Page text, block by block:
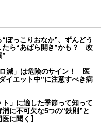
ぽっこりおなか”、ずんどう
ら“あばら開き”かも？ 改
”
ロ減」は危険のサイン！ 医
イエット中”に注意すべき病
ト」に適した季節って知って
に不可欠な5つの“鉄則”と
に聞く】